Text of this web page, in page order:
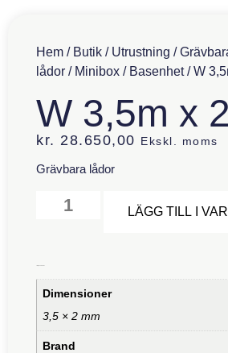
Hem / Butik / Utrustning /
lådor / Minibox / Basenhet/ W
W 3,5m x
kr. 28.650,00 Ekskl. moms
Grävbara lådor
LÄGG TILL I
Dimensioner
3,5 × 2 mm
Brand